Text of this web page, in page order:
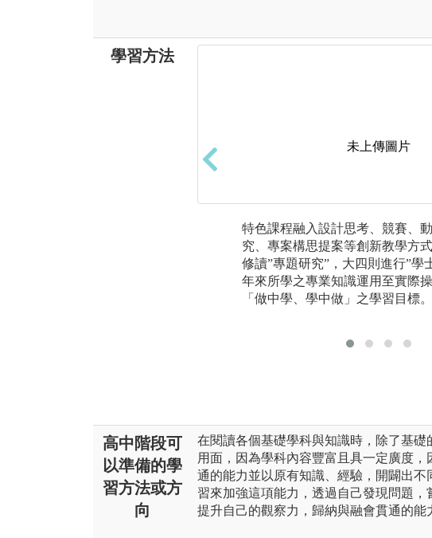
學習方法
未上傳圖片
特色課程融入設計思考、競賽、
究、專案構思提案等創新教學方
修讀”專題研究”，大四則進行”學
年來所學之專業知識運用至實際
「做中學、學中做」之學習目標。
高中階段可
以準備的學
習方法或方
向
在閱讀各個基礎學科與知識時，除了基
用面，因為學科內容豐富且具一定廣度
通的能力並以原有知識、經驗，開闢出不
習來加強這項能力，透過自己發現問題
提升自己的觀察力，歸納與融會貫通的能